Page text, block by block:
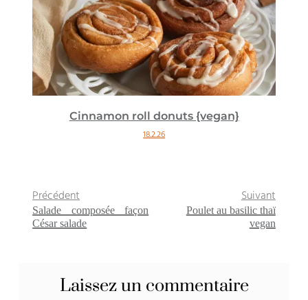
Cinnamon roll donuts {vegan}
18.2.26
Précédent
Salade composée façon
César salade
Suivant
Poulet au basilic thaï
vegan
Laissez un commentaire